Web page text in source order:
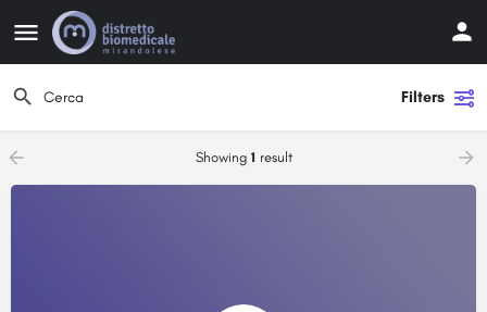
Filters
Showing 1 result